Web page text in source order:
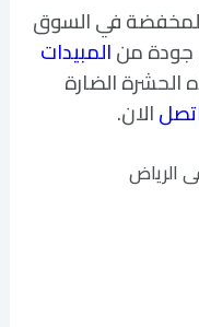
في السوق
جودة منالمبيدات
الضارة
الان.